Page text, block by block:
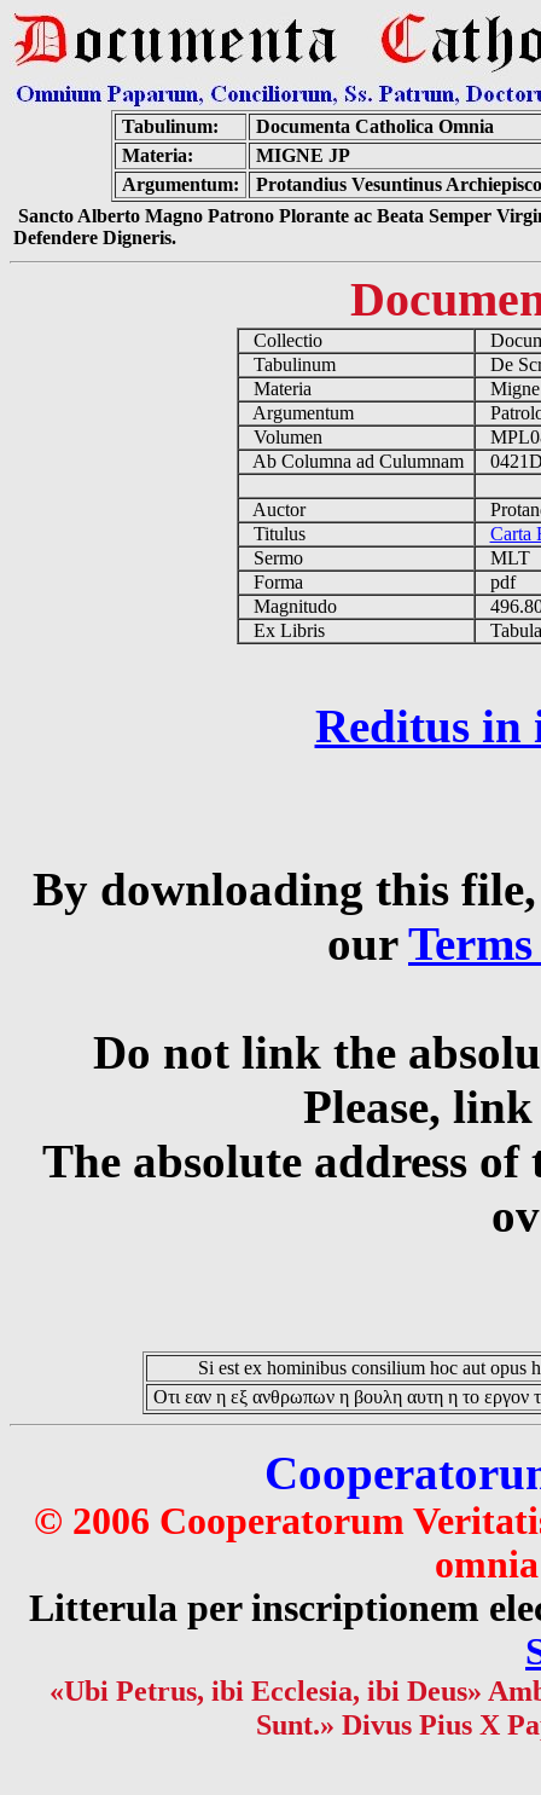
Tabulinum:
Documenta Catholica Omnia
Materia:
MIGNE JP
Argumentum:
Protandius Vesuntinus
Sancto Alberto Magno Patrono Plorante ac Beata Semper
Defendere Digneris.
Collectio
Tabulinum
De
Materia
Argumentum
Volumen
Ab Columna ad Culumnam
Auctor
Titulus
Carta
Sermo
MLT
Forma
pdf
Magnitudo
Ex Libris
Reditus in
By downloading this
our
Do not link the
Please,
The absolute address
Si est ex hominibus consilium hoc aut opus
Οτι εαν η εξ ανθρωπων η βουλη αυτη η το εργον
© 2006 Cooperatorum
Litterula per inscriptionem
«Ubi Petrus, ibi Ecclesia, ibi Deus»
Sunt.» Divus Pius X